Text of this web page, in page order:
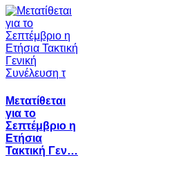
Μετατίθεται
για το
Σεπτέμβριο η
Ετήσια
Τακτική Γεν…